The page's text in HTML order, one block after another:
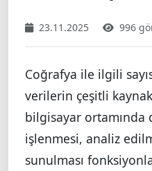
23.11.2025 996
Coğrafya ile ilgili
verilerin çeşitli
bilgisayar ortamında
işlenmesi, analiz
sunulması